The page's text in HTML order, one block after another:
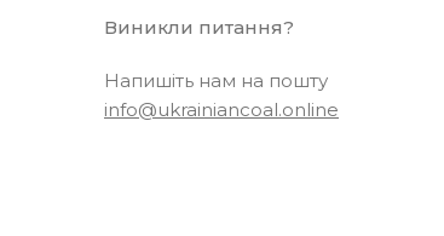
Виникли питання?
Напишіть нам на пошту
info@ukrainiancoal.online